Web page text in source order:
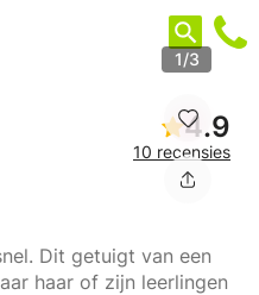
1/3
4.9
10 recensies
Dit getuigt van een
haar of zijn leerlingen